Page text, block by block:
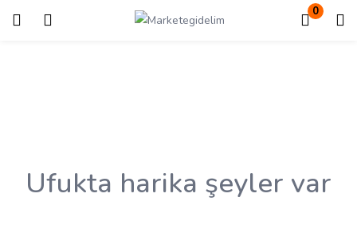
0
Giriş Kayıt ol
Ufukta harika şeyler var